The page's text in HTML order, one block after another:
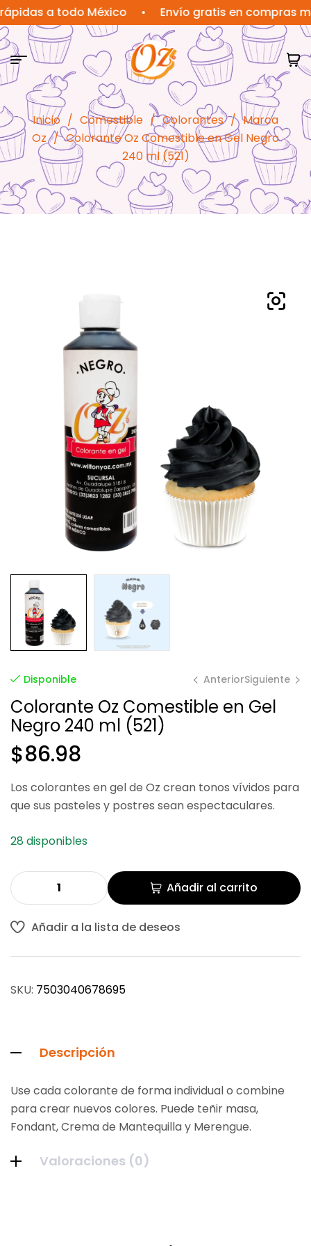
a todo México • Envío gratis en compras
Inicio / Comestible / Colorantes / Marca
Oz / Colorante Oz Comestible en Gel Negro
240 ml (521)
Disponible AnteriorSiguiente
Colorante Oz Comestible en Gel
Negro 240 ml (521)
$86.98
Los colorantes en gel de Oz crean tonos vívidos para
que sus pasteles y postres sean espectaculares.
28 disponibles
Añadir al carrito
Añadir a la lista de deseos
SKU: 7503040678695
Descripción
Use cada colorante de forma individual o combine
para crear nuevos colores. Puede teñir masa,
Fondant, Crema de Mantequilla y Merengue.
Valoraciones (0)